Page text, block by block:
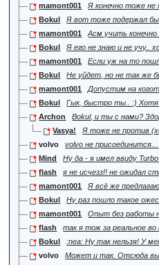
mamont001
Я конечно тоже
Bokul
Я вот тоже подержал
mamont001
Асм учить
Bokul
Я его не знаю и не учу..
mamont001
Если уж на то
Bokul
Не уйдет, но не так же
mamont001
Допустим на
Bokul
Гык, быстро ты.. :)
Archon
Bokul, и ты с нами?
Vasya!
Я тоже не против
volvo
volvo не
Mind
Ну да - я имел ввиду
flash
я не исчезз!! не ожидал
mamont001
Я всё же
Bokul
Ну раз пошло такое
mamont001
Опыт без работы
flash
так я тож за реальное
Bokul
:nea: Ну так нельзя! У
volvo
Может и так. Отсюда